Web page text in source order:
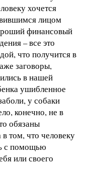
хочется
лицом
финансовый
– все это
что получится в
заговоры,
в нашей
ушибленное
у собаки
конечно, не в
обязаны
том, что человеку
с помощью
или своего